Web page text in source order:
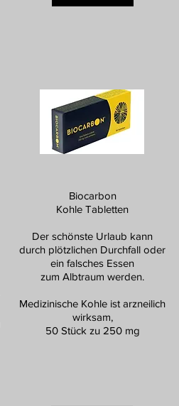
Biocarbon
Kohle Tabletten
Der schönste Urlaub kann
durch plötzlichen Durchfall oder
ein falsches Essen
zum Albtraum werden.
Medizinische Kohle ist arzneilich
wirksam,
50 Stück zu 250 mg